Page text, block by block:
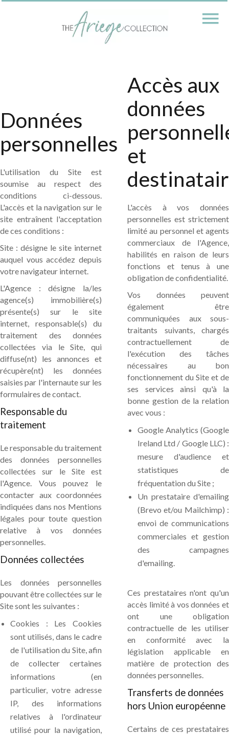
Données
personnelles
L'utilisation du Site est
soumise au respect des
conditions ci-dessous.
L'accès et la navigation sur le
site entraînent l'acceptation
de ces conditions :
Site : désigne le site internet
auquel vous accédez depuis
votre navigateur internet.
L'Agence : désigne la/les
agence(s) immobilière(s)
présente(s) sur le site
internet, responsable(s) du
traitement des données
collectées via le Site, qui
diffuse(nt) les annonces et
récupère(nt) les données
saisies par l'internaute sur les
formulaires de contact.
Responsable du
traitement
Le responsable du traitement
des données personnelles
collectées sur le Site est
l'Agence. Vous pouvez le
contacter aux coordonnées
indiquées dans nos Mentions
légales pour toute question
relative à vos données
personnelles.
Données collectées
Les données personnelles
pouvant être collectées sur le
Site sont les suivantes :
Cookies : Les Cookies
sont utilisés, dans le cadre
de l'utilisation du Site, afin
de collecter certaines
informations (en
particulier, votre adresse
IP, des informations
relatives à l'ordinateur
utilisé pour la navigation,
Accès aux
données
et
L'accès à vos données
personnelles est strictement
limité au personnel et agents
commerciaux de l'Agence,
habilités en raison de leurs
fonctions et tenus à une
obligation de confidentialité.
Vos données peuvent
également être
communiquées aux sous-
traitants suivants, chargés
contractuellement de
l'exécution des tâches
nécessaires au bon
fonctionnement du Site et de
ses services ainsi qu'à la
bonne gestion de la relation
avec vous :
Google Analytics (Google
Ireland Ltd / Google LLC) :
mesure d'audience et
statistiques de
fréquentation du Site ;
Un prestataire d'emailing
(Brevo et/ou Mailchimp) :
envoi de communications
commerciales et gestion
des campagnes
d'emailing.
Ces prestataires n'ont qu'un
accès limité à vos données et
ont une obligation
contractuelle de les utiliser
en conformité avec la
législation applicable en
matière de protection des
données personnelles.
Transferts de données
hors Union européenne
Certains de ces prestataires